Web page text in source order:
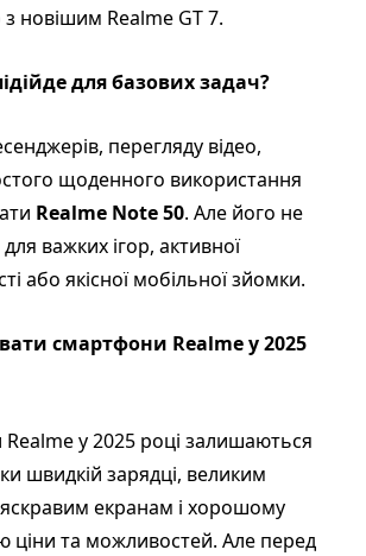
новішим Realme GT 7.
для базових задач?
перегляду відео,
щоденного використання
Realme Note 50. Але його не
важких ігор, активної
або якісної мобільної зйомки.
смартфони Realme у 2025
у 2025 році залишаються
швидкій зарядці, великим
екранам і хорошому
ціни та можливостей. Але перед